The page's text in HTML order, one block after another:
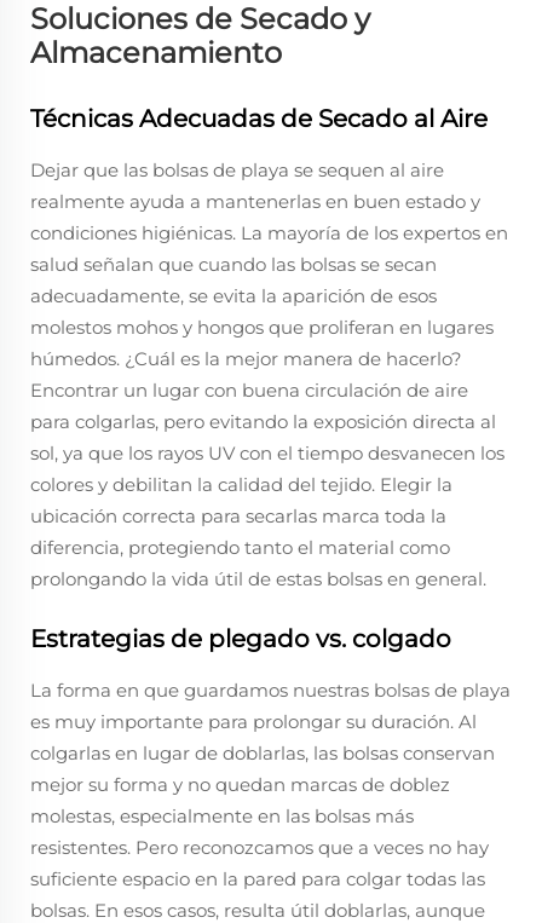
Soluciones de Secado y
Almacenamiento
Técnicas Adecuadas de Secado al Aire
Dejar que las bolsas de playa se sequen al aire
realmente ayuda a mantenerlas en buen estado y
condiciones higiénicas. La mayoría de los expertos en
salud señalan que cuando las bolsas se secan
adecuadamente, se evita la aparición de esos
molestos mohos y hongos que proliferan en lugares
húmedos. ¿Cuál es la mejor manera de hacerlo?
Encontrar un lugar con buena circulación de aire
para colgarlas, pero evitando la exposición directa al
sol, ya que los rayos UV con el tiempo desvanecen los
colores y debilitan la calidad del tejido. Elegir la
ubicación correcta para secarlas marca toda la
diferencia, protegiendo tanto el material como
prolongando la vida útil de estas bolsas en general.
Estrategias de plegado vs. colgado
La forma en que guardamos nuestras bolsas de playa
es muy importante para prolongar su duración. Al
colgarlas en lugar de doblarlas, las bolsas conservan
mejor su forma y no quedan marcas de doblez
molestas, especialmente en las bolsas más
resistentes. Pero reconozcamos que a veces no hay
suficiente espacio en la pared para colgar todas las
bolsas. En esos casos, resulta útil doblarlas, aunque